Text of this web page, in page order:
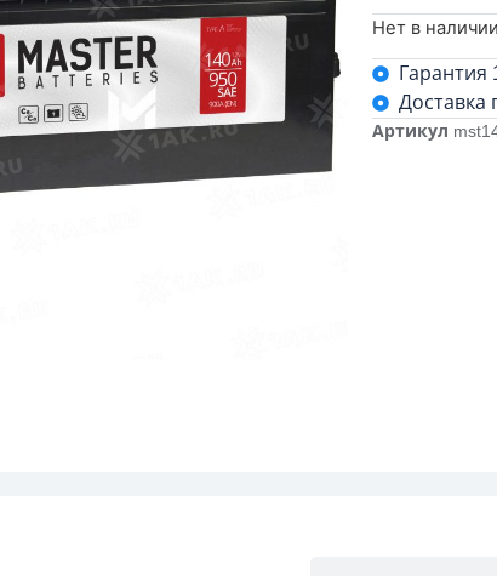
Нет в наличии
Гарантия
Доставка
Артикул